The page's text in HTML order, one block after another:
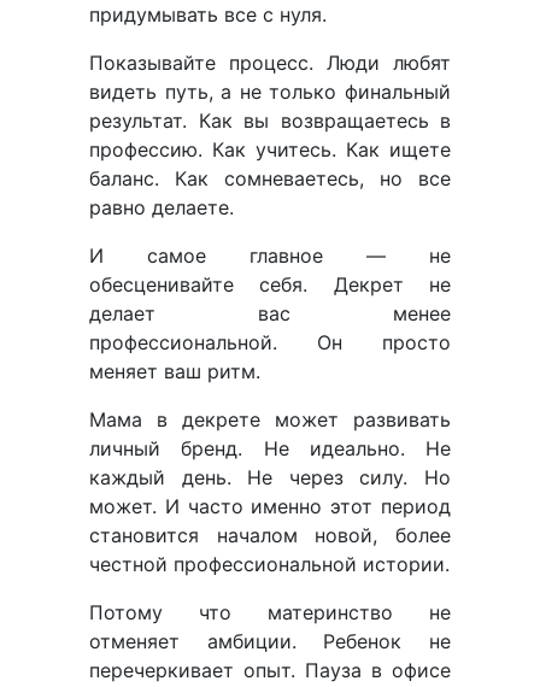
придумывать все с нуля.
Показывайте процесс. Люди любят
видеть путь, а не только финальный
результат. Как вы возвращаетесь в
профессию. Как учитесь. Как ищете
баланс. Как сомневаетесь, но все
равно делаете.
И самое главное — не
обесценивайте себя. Декрет не
делает вас менее
профессиональной. Он просто
меняет ваш ритм.
Мама в декрете может развивать
личный бренд. Не идеально. Не
каждый день. Не через силу. Но
может. И часто именно этот период
становится началом новой, более
честной профессиональной истории.
Потому что материнство не
отменяет амбиции. Ребенок не
перечеркивает опыт. Пауза в офисе